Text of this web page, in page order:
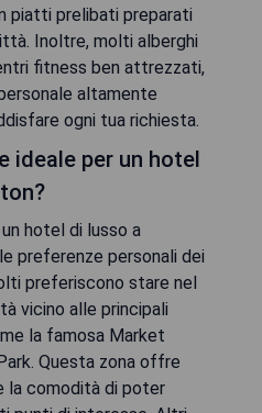
piatti prelibati preparati
Inoltre, molti alberghi
fitness ben attrezzati,
altamente
ogni tua richiesta.
ideale per un hotel
hotel di lusso a
preferenze personali dei
preferiscono stare nel
vicino alle principali
la famosa Market
Questa zona offre
la comodità di poter